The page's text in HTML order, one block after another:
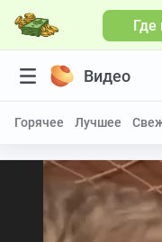
Где
Видео
Горячее Лучшее